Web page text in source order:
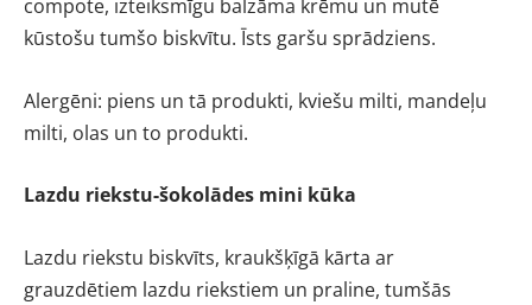
compote, izteiksmīgu balzāma krēmu un mutē
kūstošu tumšo biskvītu. Īsts garšu sprādziens.
Alergēni: piens un tā produkti, kviešu milti, mandeļu
milti, olas un to produkti.
Lazdu riekstu-šokolādes mini kūka
Lazdu riekstu biskvīts, kraukšķīgā kārta ar
grauzdētiem lazdu riekstiem un praline, tumšās